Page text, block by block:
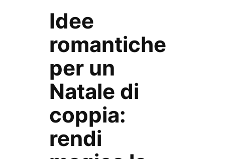
Idee
romantiche
per un
Natale di
coppia:
rendi